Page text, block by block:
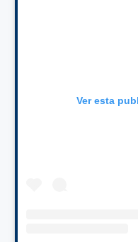
Ver esta